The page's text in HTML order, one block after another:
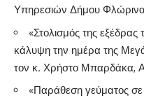
Υπηρεσιών Δήμου
«Στολισμός της εξέδρας
κάλυψη την ημέρα της
τον κ. Χρήστο Μπαρδάκα,
«Παράθεση γεύματος σε